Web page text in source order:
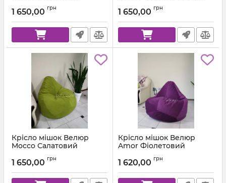
1 650,00 грн 1 650,00 грн
Крісло мішок Велюр
Mocco Салатовий
1 650,00 грн
Крісло мішок Велюр
Amor Фіолетовий
1 620,00 грн